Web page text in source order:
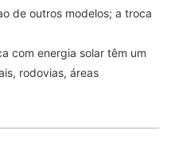
de outros modelos; a troca
com energia solar têm um
rodovias, áreas